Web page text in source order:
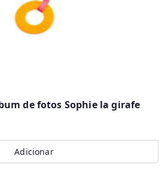
de fotos Sophie la girafe
Adicionar